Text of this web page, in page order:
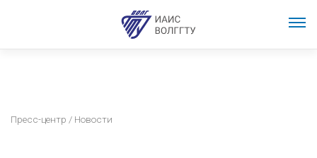
Пресс-центр / Новости